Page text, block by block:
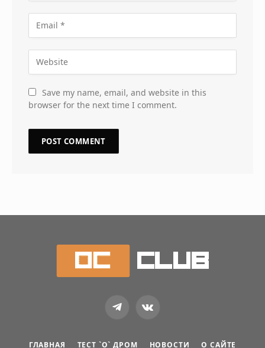
Save my name, email, and website in this
browser for the next time I comment.
TelegramVKontakte
ГЛАВНАЯ ТЕСТ `О` ДРОМ НОВОСТИ О САЙТЕ